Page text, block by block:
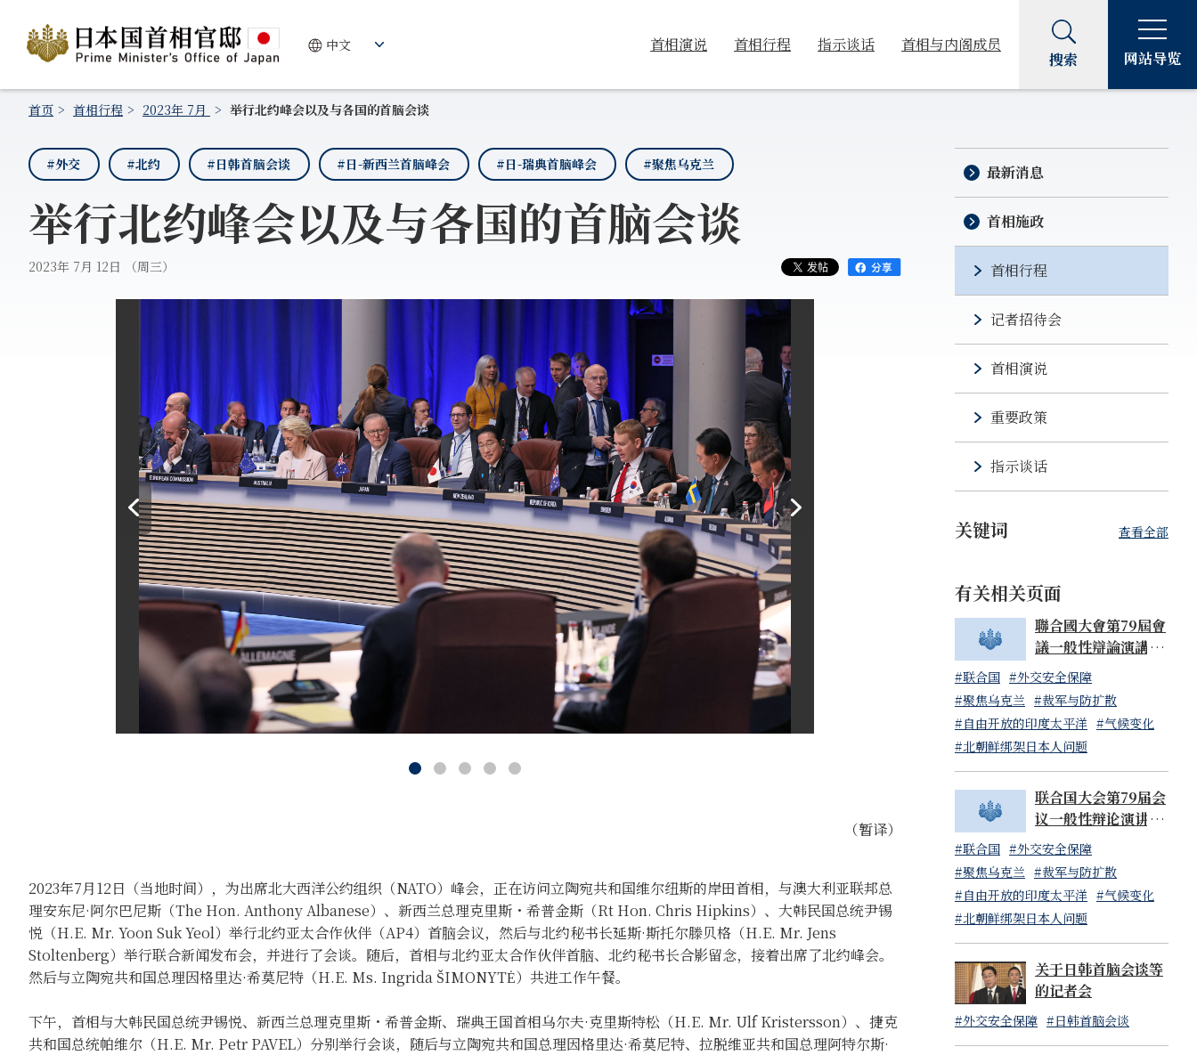
首相演说 首相行程 指示谈话 首相与内阁成员
搜索 网站导览
首页 首相行程 2023年 7月 举行北约峰会以及与各国的首脑会谈
#外交 #北约 #日韩首脑会谈 #日-新西兰首脑峰会 #日-瑞典首脑峰会 #聚焦乌克兰
举行北约峰会以及与各国的首脑会谈
2023年 7月 12日 （周三）
（暂译）
2023年7月12日（当地时间），为出席北大西洋公约组织（NATO）峰会，正在访问立陶宛共和国维尔纽斯的岸田首相，与澳大利亚联邦总
理安东尼·阿尔巴尼斯（The Hon. Anthony Albanese）、新西兰总理克里斯・希普金斯（Rt Hon. Chris Hipkins）、大韩民国总统尹锡
悦（H.E. Mr. Yoon Suk Yeol）举行北约亚太合作伙伴（AP4）首脑会议，然后与北约秘书长延斯·斯托尔滕贝格（H.E. Mr. Jens
Stoltenberg）举行联合新闻发布会，并进行了会谈。随后，首相与北约亚太合作伙伴首脑、北约秘书长合影留念，接着出席了北约峰会。
然后与立陶宛共和国总理因格里达·希莫尼特（H.E. Ms. Ingrida ŠIMONYTĖ）共进工作午餐。
下午，首相与大韩民国总统尹锡悦、新西兰总理克里斯・希普金斯、瑞典王国首相乌尔夫·克里斯特松（H.E. Mr. Ulf Kristersson）、捷克
共和国总统帕维尔（H.E. Mr. Petr PAVEL）分别举行会谈，随后与立陶宛共和国总理因格里达·希莫尼特、拉脱维亚共和国总理阿特尔斯·
最新消息
首相施政
首相行程
记者招待会
首相演说
重要政策
指示谈话
关键词 查看全部
有关相关页面
聯合國大會第79屆會
議一般性辯論演講 岸
田文雄內閣總理大臣
（日本國常駐聯合國
代表山崎和之大使代
讀）
#联合国 #外交安全保障
#聚焦乌克兰 #裁军与防扩散
#自由开放的印度太平洋 #气候变化
#北朝鲜绑架日本人问题
联合国大会第79届会
议一般性辩论演讲 岸
田文雄内阁总理大臣
（日本国常驻联合国
代表山崎和之大使代
读）
#联合国 #外交安全保障
#聚焦乌克兰 #裁军与防扩散
#自由开放的印度太平洋 #气候变化
#北朝鲜绑架日本人问题
关于日韩首脑会谈等
的记者会
#外交安全保障 #日韩首脑会谈